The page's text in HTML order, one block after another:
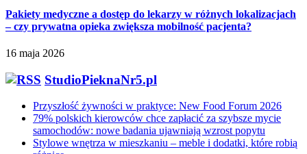
Pakiety medyczne a dostęp do lekarzy w różnych lokalizacjach
– czy prywatna opieka zwiększa mobilność pacjenta?
16 maja 2026
StudioPieknaNr5.pl
Przyszłość żywności w praktyce: New Food Forum 2026
79% polskich kierowców chce zapłacić za szybsze mycie
samochodów: nowe badania ujawniają wzrost popytu
Stylowe wnętrza w mieszkaniu – meble i dodatki, które robią